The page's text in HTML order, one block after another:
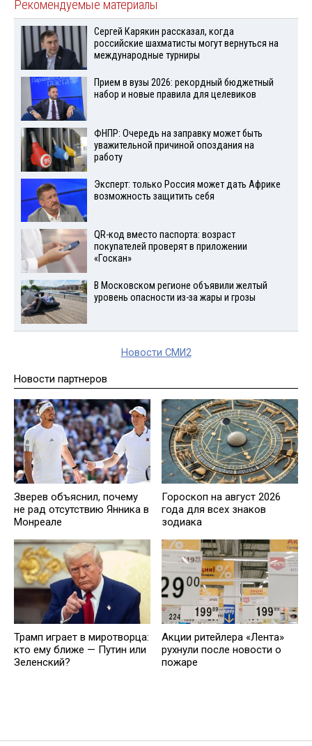
Рекомендуемые материалы
Сергей Карякин рассказал, когда
российские шахматисты могут вернуться на
международные турниры
Прием в вузы 2026: рекордный бюджетный
набор и новые правила для целевиков
ФНПР: Очередь на заправку может быть
уважительной причиной опоздания на
работу
Эксперт: только Россия может дать Африке
возможность защитить себя
QR-код вместо паспорта: возраст
покупателей проверят в приложении
«Госкан»
В Московском регионе объявили желтый
уровень опасности из-за жары и грозы
Новости СМИ2
Новости партнеров
Зверев объяснил, почему
не рад отсутствию Янника в
Монреале
Гороскоп на август 2026
года для всех знаков
зодиака
Трамп играет в миротворца:
кто ему ближе — Путин или
Зеленский?
Акции ритейлера «Лента»
рухнули после новости о
пожаре